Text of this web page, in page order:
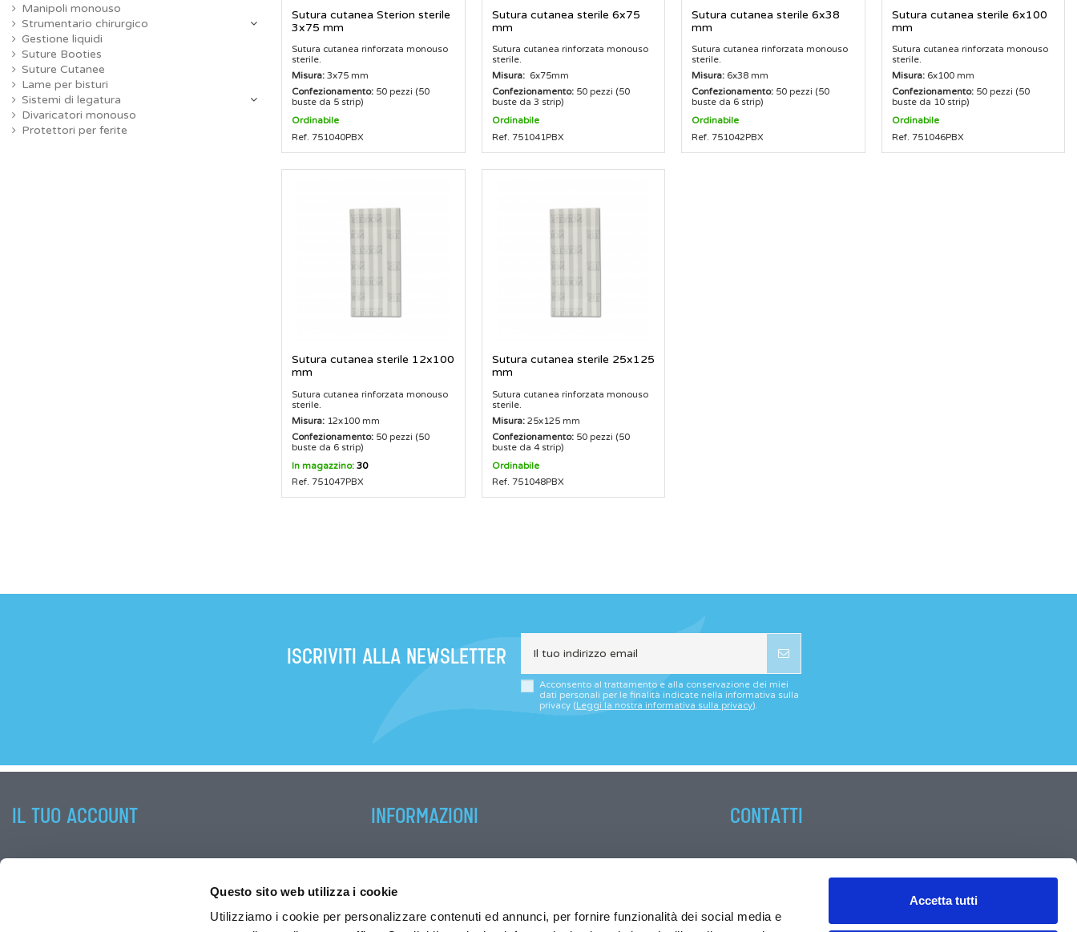
Questo sito web utilizza i cookie
Utilizziamo i cookie per personalizzare contenuti ed annunci, per fornire funzionalità dei social media e
Accetta tutti
Sutura cutanea Sterion sterile
3x75 mm
Sutura cutanea rinforzata monouso
sterile.
Misura: 3x75 mm
Confezionamento: 50 pezzi (50
buste da 5 strip)
Ordinabile
Ref. 751040PBX
Sutura cutanea sterile 6x75
mm
Sutura cutanea rinforzata monouso
sterile.
Misura:6x75mm
Confezionamento:50 pezzi (50
buste da 3 strip)
Ordinabile
Ref. 751041PBX
Sutura cutanea sterile 6x38
mm
Sutura cutanea rinforzata monouso
sterile.
Misura: 6x38 mm
Confezionamento: 50 pezzi (50
buste da 6 strip)
Ordinabile
Ref. 751042PBX
Sutura cutanea sterile 6x100
mm
Sutura cutanea rinforzata monouso
sterile.
Misura:6x100 mm
Confezionamento:50 pezzi (50
buste da 10 strip)
Ordinabile
Ref. 751046PBX
Sutura cutanea sterile 12x100
mm
Sutura cutanea rinforzata monouso
sterile.
Misura: 12x100 mm
Confezionamento: 50 pezzi (50
buste da 6 strip)
In magazzino: 30
Ref. 751047PBX
Sutura cutanea sterile 25x125
mm
Sutura cutanea rinforzata monouso
sterile.
Misura:25x125 mm
Confezionamento:50 pezzi (50
buste da 4 strip)
Ordinabile
Ref. 751048PBX
Manipoli monouso
Strumentario chirurgico
Gestione liquidi
Suture Booties
Suture Cutanee
Lame per bisturi
Sistemi di legatura
Divaricatori monouso
Protettori per ferite
ISCRIVITI ALLA NEWSLETTER
Acconsento al trattamento e alla conservazione dei miei
dati personali per le finalità indicate nella informativa sulla
privacy ( Leggi la nostra informativa sulla privacy).
IL TUO ACCOUNT INFORMAZIONI
Condizioni di vendita
CONTATTI
40055 CASTENASO (BO) - Italia
+39 051 787329 (6 linee r.a.)